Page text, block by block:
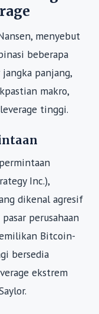
menyebut
beberapa
panjang,
makro,
tinggi.
Inc.),
dikenal agresif
perusahaan
Bitcoin-
bersedia
ekstrem